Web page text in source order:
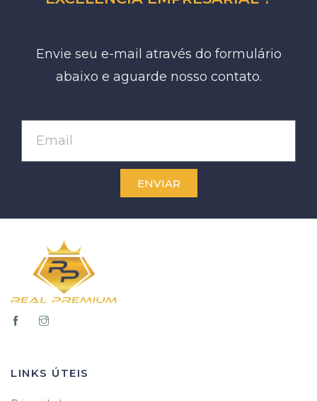
Envie seu e-mail através do formulário
abaixo e aguarde nosso contato.
ENVIAR
LINKS ÚTEIS